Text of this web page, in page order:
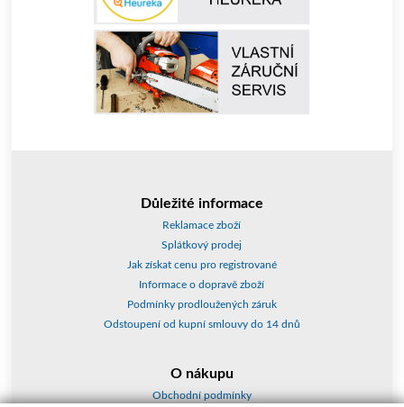
Důležité informace
Reklamace zboží
Splátkový prodej
Jak získat cenu pro registrované
Informace o dopravě zboží
Podmínky prodloužených záruk
Odstoupení od kupní smlouvy do 14 dnů
O nákupu
Obchodní podmínky